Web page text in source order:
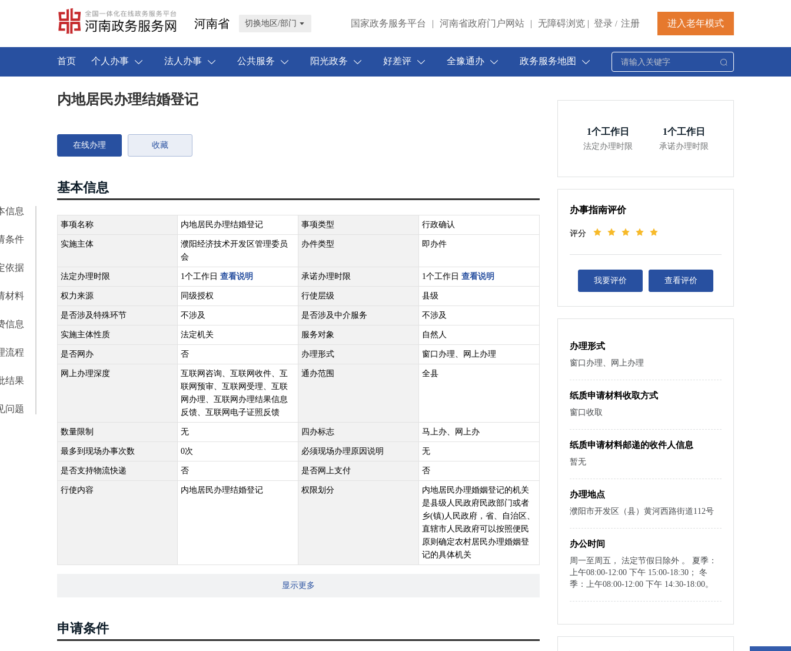
河南省 切换地区/部门 国家政务服务平台 | 河南省政府门户网站 | 无障碍浏览 | 登录 / 注册 进入老年模式
首页 个人办事 法人办事 公共服务 阳光政务 好差评 全豫通办 政务服务地图
信息
条件
依据
材料
信息
流程
结果
问题
内地居民办理结婚登记
在线办理 收藏
基本信息
事项名称 内地居民办理结婚登记 事项类型 行政确认
实施主体
濮阳经济技术开发区管理委员
会
办件类型 即办件
法定办理时限 1个工作日 查看说明 承诺办理时限 1个工作日 查看说明
权力来源 同级授权 行使层级 县级
是否涉及特殊环节 不涉及 是否涉及中介服务 不涉及
实施主体性质 法定机关 服务对象 自然人
是否网办 否 办理形式 窗口办理、网上办理
网上办理深度
互联网咨询、互联网收件、互
联网预审、互联网受理、互联
网办理、互联网办理结果信息
反馈、互联网电子证照反馈
通办范围 全县
数量限制 无 四办标志 马上办、网上办
最多到现场办事次数 0次 必须现场办理原因说明 无
是否支持物流快递 否 是否网上支付 否
行使内容 内地居民办理结婚登记 权限划分
内地居民办理婚姻登记的机关
是县级人民政府民政部门或者
乡(镇)人民政府，省、自治区、
直辖市人民政府可以按照便民
原则确定农村居民办理婚姻登
记的具体机关
显示更多
申请条件
1个工作日
法定办理时限
1个工作日
承诺办理时限
办事指南评价
评分
我要评价 查看评价
办理形式
窗口办理、网上办理
纸质申请材料收取方式
窗口收取
纸质申请材料邮递的收件人信息
暂无
办理地点
濮阳市开发区（县）黄河西路街道112号
办公时间
周一至周五， 法定节假日除外 。 夏季：
上午08:00-12:00 下午 15:00-18:30； 冬
季：上午08:00-12:00 下午 14:30-18:00。